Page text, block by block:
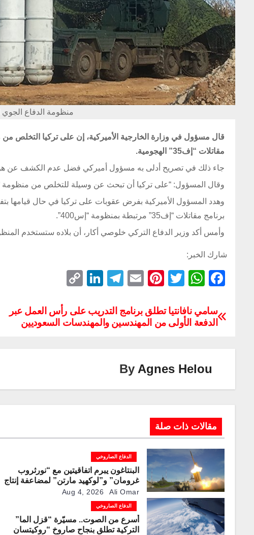
منظومة الدفاع الجوي إس-400 (صورة
مقاتلات “إف35” الهجومية.
جاء ذلك في تصريح أدلى به مسؤول أميركي فضل عدم الكشف عن هويته، لوكالة رويترز
وقال المسؤول: “على تركيا أن تبحث عن وسيلة للتخلص من منظومة “إس400″ الروسية، فإمّا أن يدمروها أو يتم إعادتها
وهدد المسؤول الأميركية بفرض عقوبات على تركيا في حال قيامها
برنامج مقاتلات “إف35” مرتبطة بمنظومة “إس400”.
وأمس أكد وزير الدفاع التركي خلوصي أكار، أن بلاده ستستخدم
شارك الخبر:
F
c
e
o
k
W
at
s
p
p
T
tt
er
Pi
er
e
E
ail
T
e
gr
Li
k
e
p
y
سامي نافانتيا تطلق برنامج التدريب على رأس العمل عبر
الدفعة الأولى من المهندسين والمهندسات السعوديين
By Agnes Helou
مقالات ذات صلة
الدفاع الصاروخي
البنتاغون يبرم اتفاقيتين مع “نورثروب
غرومان” و”لوكهيد مارتن” لمضاعفة إنتاج
صواريخ “باتريوت” و”ثاد” الاعتراضية
Aug 4, 2026 Ali Omar
الدفاع الصاروخي
أسرع من الصوت.. مسيّرة “قزل الما”
التركية تطلق بنجاح صاروخ “روكيتسان